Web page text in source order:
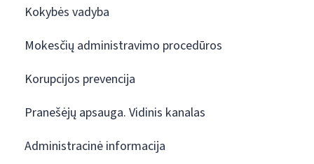
Kokybės vadyba
Mokesčių administravimo procedūros
Korupcijos prevencija
Pranešėjų apsauga. Vidinis kanalas
Administracinė informacija